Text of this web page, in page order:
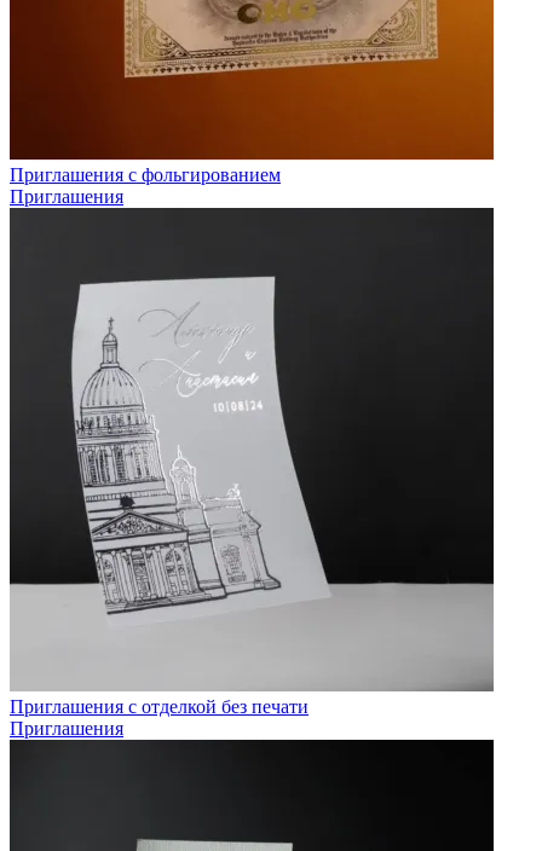
Приглашения с фольгированием
Приглашения
Приглашения с отделкой без печати
Приглашения